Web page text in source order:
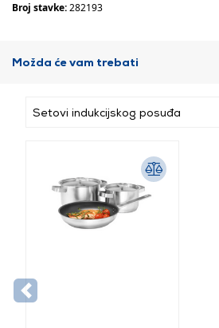
Broj stavke:282193
Možda će vam trebati
Setovi indukcijskog posuđa